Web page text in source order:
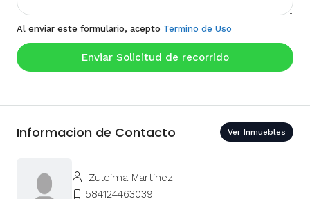
Al enviar este formulario, acepto Termino de Uso
Enviar Solicitud de recorrido
Informacion de Contacto Ver Inmuebles
Zuleima Martinez
584124463039